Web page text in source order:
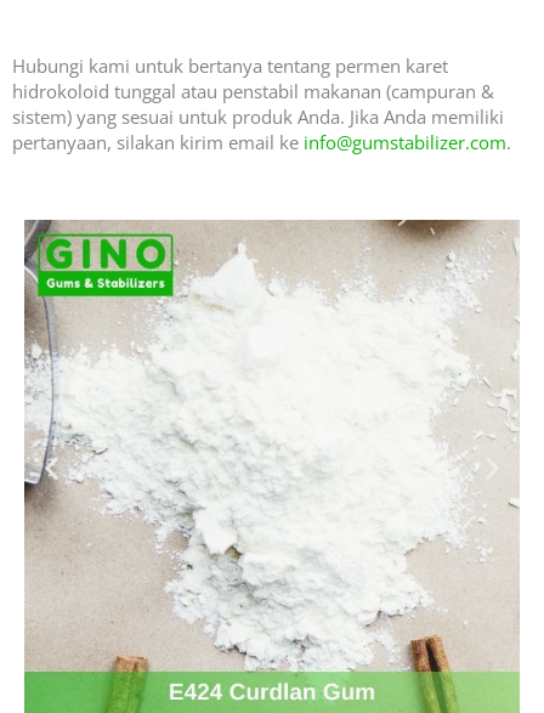
Hubungi kami untuk bertanya tentang permen karet
hidrokoloid tunggal atau penstabil makanan (campuran &
sistem) yang sesuai untuk produk Anda. Jika Anda memiliki
pertanyaan, silakan kirim email ke info@gumstabilizer.com.